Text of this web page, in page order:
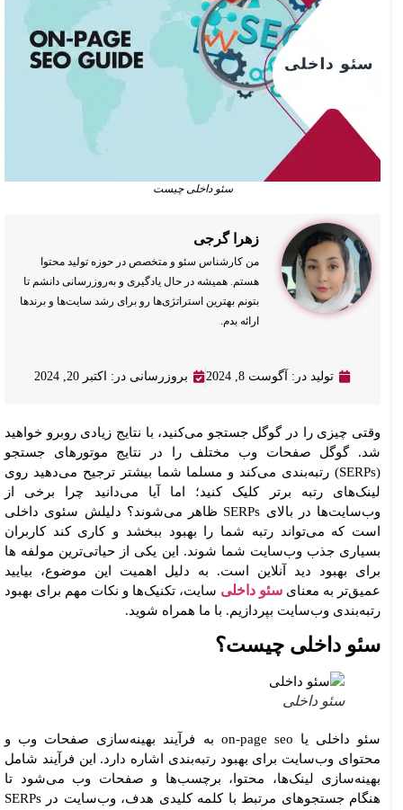
سئو داخلی چیست
زهرا گرجی
من کارشناس سئو و متخصص در حوزه تولید محتوا
هستم. همیشه در حال یادگیری و به‌روزرسانی دانشم تا
بتونم بهترین استراتژی‌ها رو برای رشد سایت‌ها و برندها
ارائه بدم.
تولید در: آگوست 8, 2024 بروزرسانی در: اکتبر 20, 2024
وقتی چیزی را در گوگل جستجو می‌کنید، با نتایج زیادی روبرو خواهید
شد. گوگل صفحات وب مختلف را در نتایج موتورهای جستجو
(SERPs) رتبه‌بندی می‌کند و مسلما شما بیشتر ترجیح می‌دهید روی
لینک‌های رتبه برتر کلیک کنید؛ اما آیا می‌دانید چرا برخی از
وب‌سایت‌ها در بالای SERPs ظاهر می‌شوند؟ دلیلش سئوی داخلی
است که می‌تواند رتبه شما را بهبود ببخشد و کاری کند کاربران
بسیاری جذب وب‌سایت شما شوند. این یکی از حیاتی‌ترین مولفه ها
برای بهبود دید آنلاین است. به دلیل اهمیت این موضوع، بیایید
عمیق‌تر به معنای سئو داخلی سایت، تکنیک‌ها و نکات مهم برای بهبود
رتبه‌بندی وب‌سایت بپردازیم. با ما همراه شوید.
سئو داخلی چیست؟
سئو داخلی
سئو داخلی یا on-page seo به فرآیند بهینه‌سازی صفحات وب و
محتوای وب‌سایت برای بهبود رتبه‌بندی اشاره دارد. این فرآیند شامل
بهینه‌سازی لینک‌ها، محتوا، برچسب‌ها و صفحات وب می‌شود تا
هنگام جستجوهای مرتبط با کلمه کلیدی هدف، وب‌سایت در SERPs